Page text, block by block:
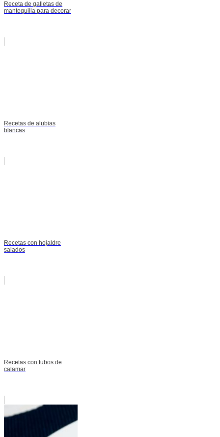
Receta de galletas de
mantequilla para decorar
Recetas de alubias
blancas
Recetas con hojaldre
salados
Recetas con tubos de
calamar